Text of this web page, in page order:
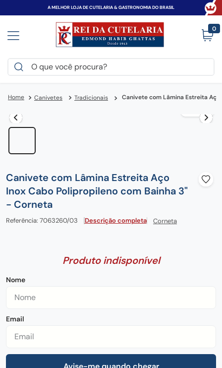
A MELHOR LOJA DE CUTELARIA & GASTRONOMIA DO BRASIL
0
O que você procura?
Canivetes Tradicionais Canivete com Lâmina Estreita
Canivete com Lâmina Estreita Aço
Inox Cabo Polipropileno com Bainha 3"
- Corneta
Referência: 7063260/03 Descrição completa Corneta
1º victorinox
2º
4º zwilling
6º tramontina
7º frigideira
8º century